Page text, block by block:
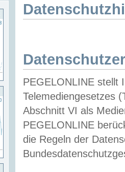
PEGELONLINE stellt
Telemediengesetzes
Abschnitt VI als
PEGELONLINE
die Regeln der